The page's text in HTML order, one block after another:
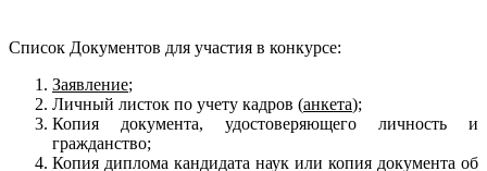
Список Документов для участия в конкурсе:
Заявление;
Личный листок по учету кадров (анкета);
Копия документа, удостоверяющего личность и
гражданство;
Копия диплома кандидата наук или копия документа об